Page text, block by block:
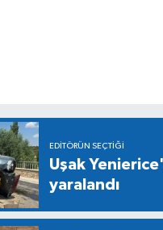
EDITÖRÜN SEÇTIĞI
Uşak
yaralandı